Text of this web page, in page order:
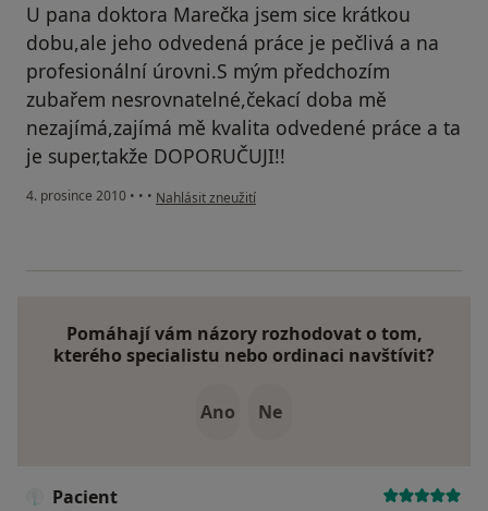
U pana doktora Marečka jsem sice krátkou
dobu,ale jeho odvedená práce je pečlivá a na
profesionální úrovni.S mým předchozím
zubařem nesrovnatelné,čekací doba mě
nezajímá,zajímá mě kvalita odvedené práce a ta
je super,takže DOPORUČUJI!!
4. prosince 2010 • • • podle názoru uživatele Pacient
Nahlásit zneužití
Pomáhají vám názory rozhodovat o tom,
kterého specialistu nebo ordinaci navštívit?
Ano Ne
Pacient